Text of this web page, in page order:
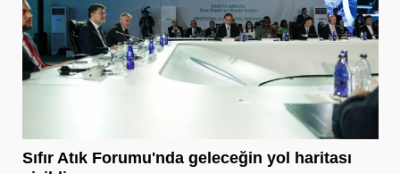
Sıfır Atık Forumu'nda geleceğin yol haritası